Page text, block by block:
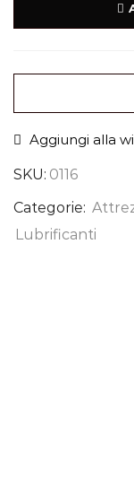
Aggiungi alla
SKU: 0116
Categorie:
Lubrificanti